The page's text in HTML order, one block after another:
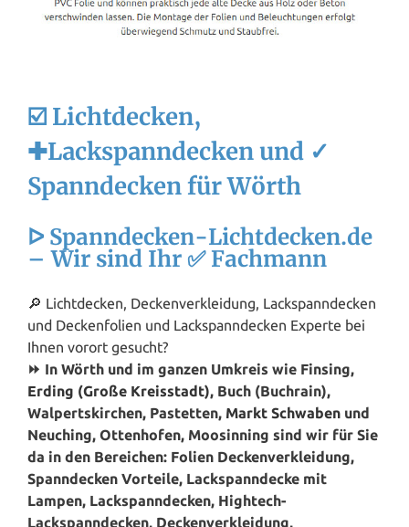
☑️ Lichtdecken,
✚Lackspanndecken und ✓
Spanndecken für Wörth
ᐅ Spanndecken-Lichtdecken.de
– Wir sind Ihr ✅ Fachmann
🔎 Lichtdecken, Deckenverkleidung, Lackspanndecken
und Deckenfolien und Lackspanndecken Experte bei
Ihnen vorort gesucht?
⏩ In Wörth und im ganzen Umkreis wie Finsing,
Erding (Große Kreisstadt), Buch (Buchrain),
Walpertskirchen, Pastetten, Markt Schwaben und
Neuching, Ottenhofen, Moosinning sind wir für Sie
da in den Bereichen: Folien Deckenverkleidung,
Spanndecken Vorteile, Lackspanndecke mit
Lampen, Lackspanndecken, Hightech-
Lackspanndecken, Deckenverkleidung,